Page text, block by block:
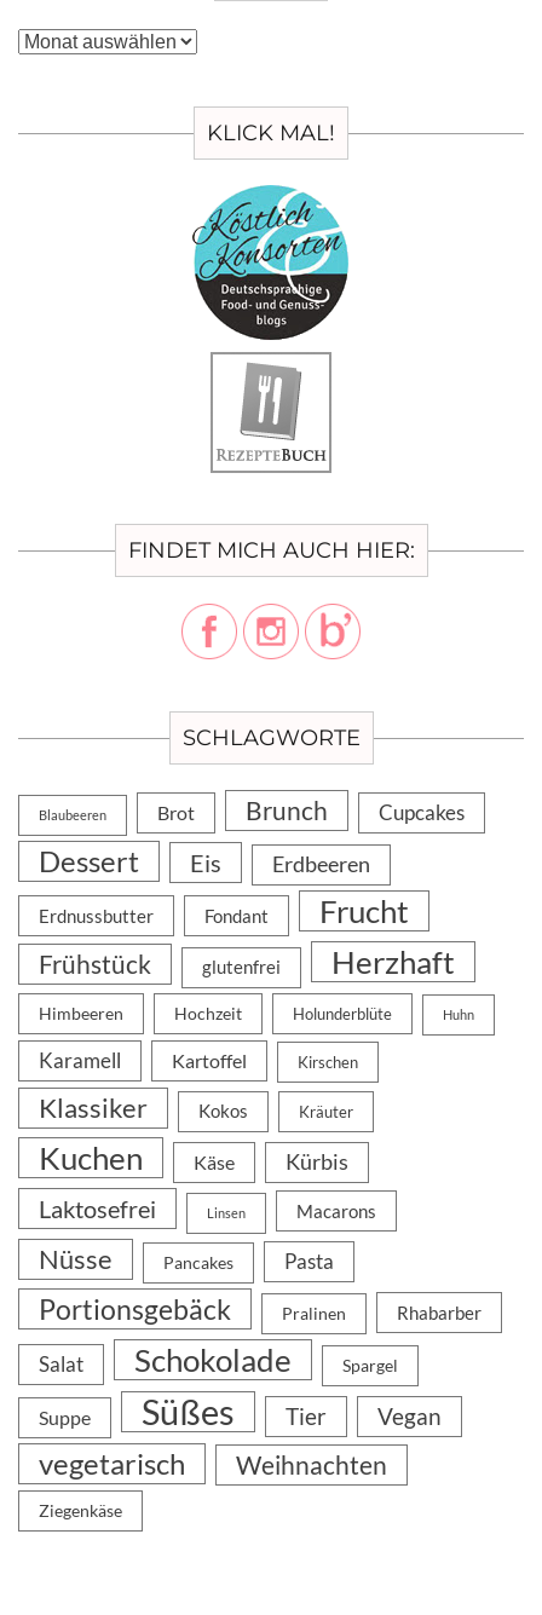
Archiv
KLICK MAL!
FINDET MICH AUCH HIER:
SCHLAGWORTE
Blaubeeren Brot Brunch Cupcakes
Dessert Eis Erdbeeren
Erdnussbutter Fondant Frucht
Frühstück glutenfrei Herzhaft
Himbeeren Hochzeit Holunderblüte Huhn
Karamell Kartoffel Kirschen
Klassiker Kokos Kräuter
Kuchen Käse Kürbis
Laktosefrei Linsen Macarons
Nüsse Pancakes Pasta
Portionsgebäck Pralinen Rhabarber
Salat Schokolade Spargel
Suppe Süßes Tier Vegan
vegetarisch Weihnachten
Ziegenkäse